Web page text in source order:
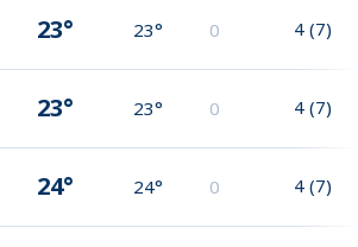
23° 23° 0 4 (7)
23° 23° 0 4 (7)
24° 24° 0 4 (7)